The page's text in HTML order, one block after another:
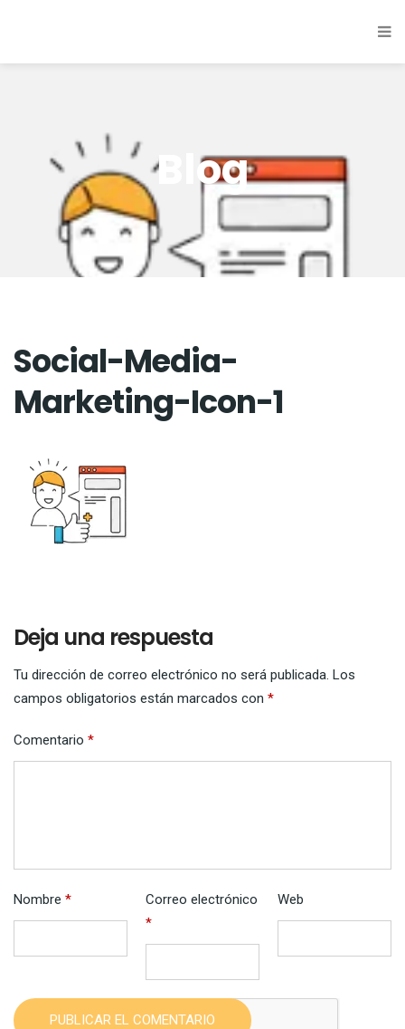
Blog
Social-Media-
Marketing-Icon-1
Deja una respuesta
Tu dirección de correo electrónico no será publicada. Los
campos obligatorios están marcados con *
Comentario *
Nombre *
Correo electrónico
*
Web
PUBLICAR EL COMENTARIO